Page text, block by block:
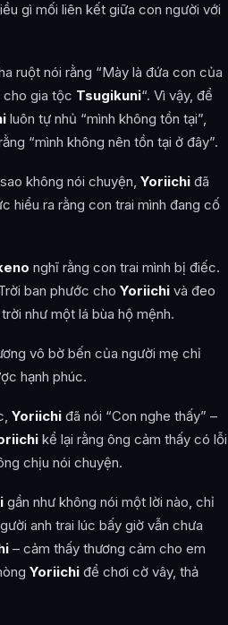
gì mối liên kết giữa con người với
ruột nói rằng “Mày là đứa con của
cho gia tộc Tsugikuni“. Vì vậy, để
luôn tự nhủ “mình không tồn tại”,
“mình không nên tồn tại ở đây”.
không nói chuyện, Yoriichi đã
hiểu ra rằng con trai mình đang cố
nghĩ rằng con trai mình bị điếc.
ban phước cho Yoriichi và đeo
như một lá bùa hộ mệnh.
vô bờ bến của người mẹ chỉ
hạnh phúc.
Yoriichi đã nói “Con nghe thấy” –
kể lại rằng ông cảm thấy có lỗi
chịu nói chuyện.
gần như không nói một lời nào, chỉ
anh trai lúc bấy giờ vẫn chưa
– cảm thấy thương cảm cho em
Yoriichi để chơi cờ vây, thả